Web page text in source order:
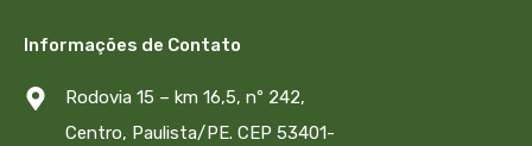
Informações de Contato
Rodovia 15 – km 16,5, nº 242,
Centro, Paulista/PE. CEP 53401-